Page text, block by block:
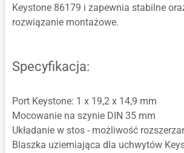
Keystone 86179 i zapewnia stabilne
rozwiązanie montażowe.
Specyfikacja:
Port Keystone: 1 x 19,2 x 14,9 mm
Mocowanie na szynie DIN 35 mm
Układanie w stos - możliwość
Blaszka uziemiająca dla uchwytów